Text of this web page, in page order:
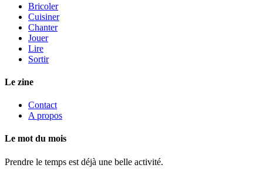
Bricoler
Cuisiner
Chanter
Jouer
Lire
Sortir
Le zine
Contact
A propos
Le mot du mois
Prendre le temps est déjà une belle activité.